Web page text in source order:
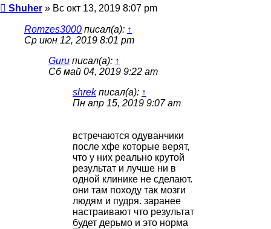
Сообщение
Shuher » Вс окт 13, 2019 8:07 pm
Romzes3000 писал(а): ↑
Ср июн 12, 2019 8:01 pm
Guru писал(а): ↑
Сб май 04, 2019 9:22 am
shrekписал(а): ↑
Пн апр 15, 2019 9:07 am
встречаются одуванчики
после хфе которые верят,
что у них реально крутой
результат и лучше ни в
одной клинике не сделают.
они там походу так мозги
людям и пудря. заранее
настраивают что результат
будет дерьмо и это норма